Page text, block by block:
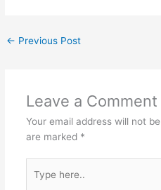
← Previous Post
Leave a Comment
Your email address will not
are marked *
here..